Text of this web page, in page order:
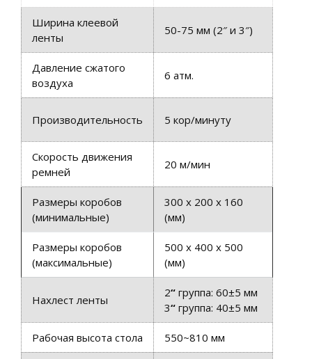
Ширина клеевой
ленты
50-75 мм (2″ и 3″)
Давление сжатого
воздуха
6 атм.
Производительность 5 кор/минуту
Скорость движения
ремней
20 м/мин
Размеры коробов
(минимальные)
300 x 200 x 160
(мм)
Размеры коробов
(максимальные)
500 x 400 x 500
(мм)
Нахлест ленты
2“ группа: 60±5 мм
3“ группа: 40±5 мм
Рабочая высота стола 550~810 мм